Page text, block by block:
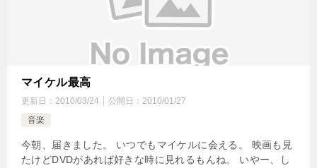
マイケル最高
更新日： 2010/03/24 公開日： 2010/01/27
音楽
今朝、届きました。 いつでもマイケルに会える。 映画も見
たけどDVDがあれば好きな時に見れるもんね。 いやー、し